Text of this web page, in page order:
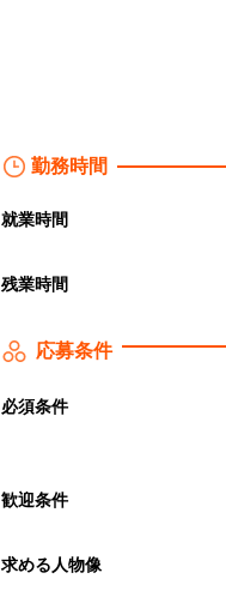
勤務時間
就業時間
残業時間
応募条件
必須条件
歓迎条件
求める人物像